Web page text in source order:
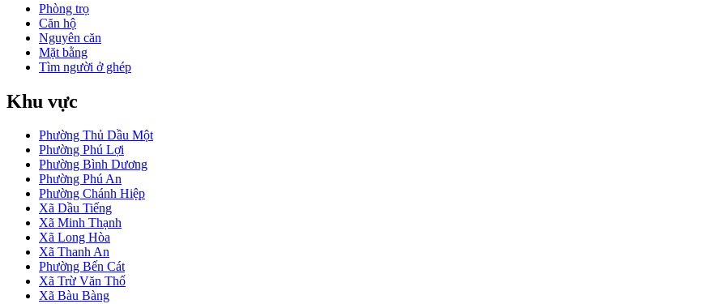
Phòng trọ
Căn hộ
Nguyên căn
Mặt bằng
Tìm người ở ghép
Khu vực
Phường Thủ Dầu Một
Phường Phú Lợi
Phường Bình Dương
Phường Phú An
Phường Chánh Hiệp
Xã Dầu Tiếng
Xã Minh Thạnh
Xã Long Hòa
Xã Thanh An
Phường Bến Cát
Xã Trừ Văn Thố
Xã Bàu Bàng